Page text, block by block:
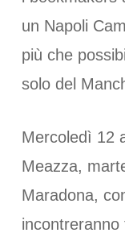
un Napoli
più che
solo del
Mercoledì 12
Meazza,
Maradona,